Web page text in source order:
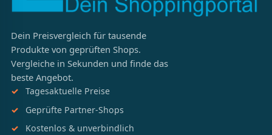
Dein Preisvergleich für tausende
Produkte von geprüften Shops.
Vergleiche in Sekunden und finde das
beste Angebot.
Tagesaktuelle Preise
Geprüfte Partner-Shops
Kostenlos & unverbindlich